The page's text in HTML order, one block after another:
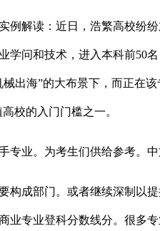
解读：近日，浩繁高校纷纷
学问和技术，进入本科前
出海”的大布景下，而正在
校的入门门槛之一。
业。为考生们供给参考。中
部门。或者继续深制以提
业专业登科分数线分。很多